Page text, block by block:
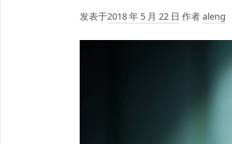
发表于2018 年 5 月 22 日 作者aleng